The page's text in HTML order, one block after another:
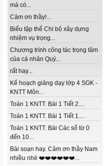
mà có...
Cảm ơn thầy!...
Biểu tập thể Chi bộ xây dựng
nhiệm vụ trọng...
Chương trình công tác trọng tâm
của cá nhân Quý...
rất hay...
Kế hoạch giảng dạy lớp 4 SGK -
KNTT Môn...
Toán 1 KNTT. Bài 1 Tiết 2....
Toán 1 KNTT. Bài 1 Tiết 1....
Toán 1 KNTT. Bài Các số từ 0
đến 10...
Bài soạn hay. Cảm ơn thầy Nam
nhiều nhé ❤️❤️❤️❤️❤️❤️...